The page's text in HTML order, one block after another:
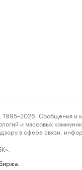
Сообщения и
и массовых
в сфере связи,